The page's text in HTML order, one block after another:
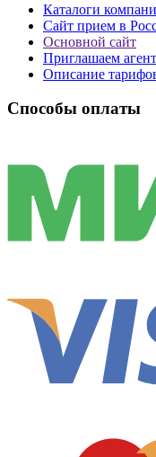
Каталоги
Сайт прием в
Основной сайт
Приглашаем
Описание
Способы оплаты